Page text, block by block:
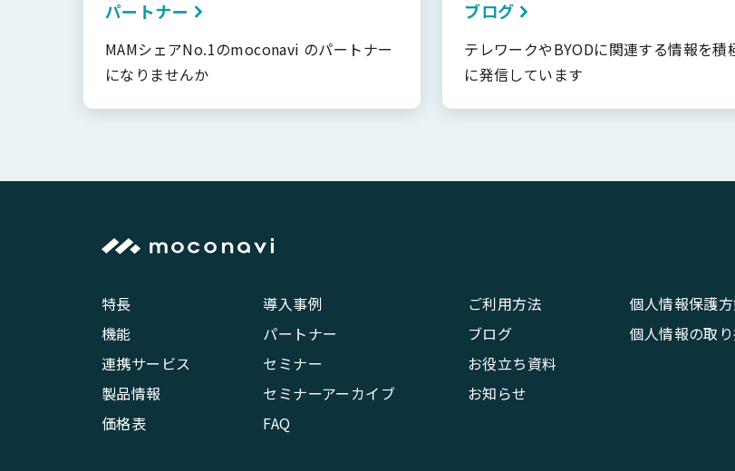
パートナー
MAMシェアNo.1のmoconavi のパートナー
になりませんか
ブログ
テレワークやBYODに関連する情報を積
に発信しています
特長
機能
連携サービス
製品情報
価格表
導入事例
パートナー
セミナー
セミナーアーカイブ
FAQ
ご利用方法
ブログ
お役立ち資料
お知らせ
個人情報保護
個人情報の取